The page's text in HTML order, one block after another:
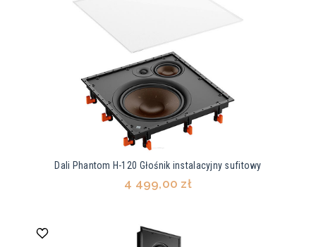
Dali Phantom H-120 Głośnik instalacyjny sufitowy
4 499,00 zł